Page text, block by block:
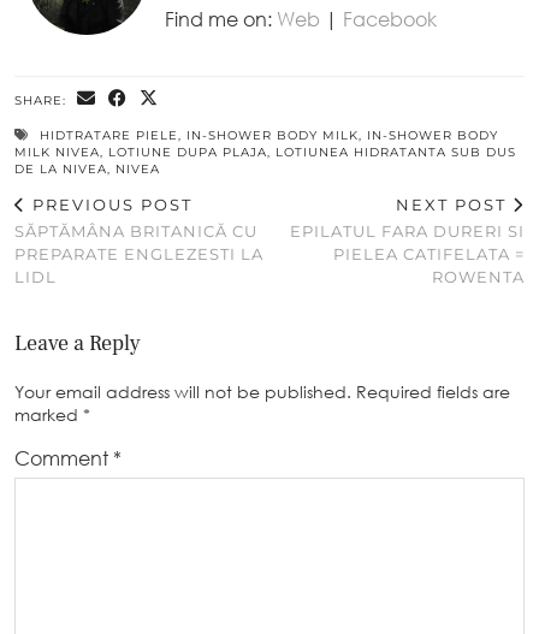
Find me on: Web | Facebook
SHARE:
HIDTRATARE PIELE, IN-SHOWER BODY MILK, IN-SHOWER BODY
MILK NIVEA, LOTIUNE DUPA PLAJA, LOTIUNEA HIDRATANTA SUB DUS
DE LA NIVEA, NIVEA
PREVIOUS POST
SĂPTĂMÂNA BRITANICĂ CU
PREPARATE ENGLEZESTI LA
LIDL
NEXT POST
EPILATUL FARA DURERI SI
PIELEA CATIFELATA =
ROWENTA
Leave a Reply
Your email address will not be published. Required fields are
marked *
Comment *